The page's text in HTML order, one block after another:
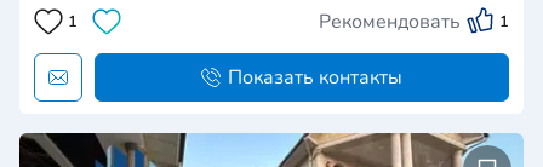
1 Рекомендовать 1
Показать контакты